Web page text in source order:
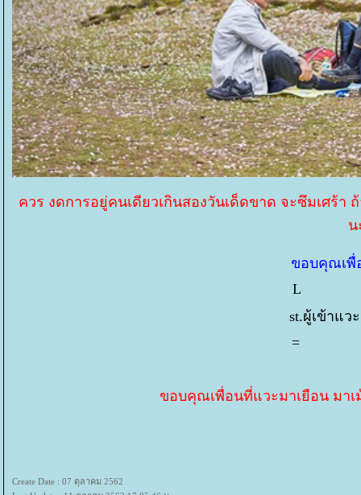
ควร งดการอยู่คนเดียวเกินสองวันเด็ดขาด จะซึมเศร้
น
ขอบคุณเพื่
L
st.ผู้เข้าแว
=
ขอบคุณเพื่อนที่แวะมาเยือน มา
Create Date : 07 ตุลาคม 2562